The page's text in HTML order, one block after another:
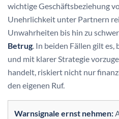
wichtige Geschäftsbeziehung
Unehrlichkeit unter Partnern
Unwahrheiten bis hin zu
Betrug. In beiden Fällen gilt
und mit klarer Strategie
handelt, riskiert nicht nur
den eigenen Ruf.
Warnsignale ernst nehmen: